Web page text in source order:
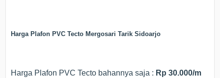
Harga Plafon PVC Tecto Mergosari Tarik Sidoarjo
Harga Plafon PVC Tecto bahannya saja : Rp 30.000/m